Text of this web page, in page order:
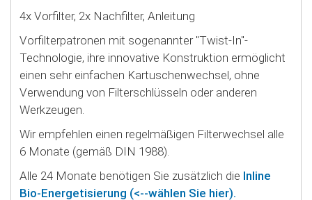
4x Vorfilter, 2x Nachfilter, Anleitung
Vorfilterpatronen mit sogenannter "Twist-In"-
Technologie, ihre innovative Konstruktion ermöglicht
einen sehr einfachen Kartuschenwechsel, ohne
Verwendung von Filterschlüsseln oder anderen
Werkzeugen.
Wir empfehlen einen regelmäßigen Filterwechsel alle
6 Monate (gemäß DIN 1988).
Alle 24 Monate benötigen Sie zusätzlich die Inline
Bio-Energetisierung (<--wählen Sie hier).